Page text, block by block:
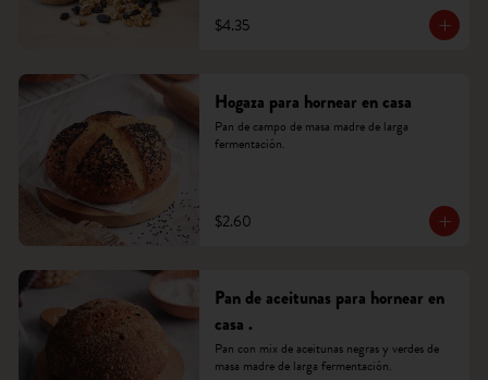
$4.35
Hogaza para hornear en casa
Pan de campo de masa madre de larga
fermentación.
$2.60
Pan de aceitunas para hornear en
casa .
Pan con mix de aceitunas negras y verdes de
masa madre de larga fermentación.